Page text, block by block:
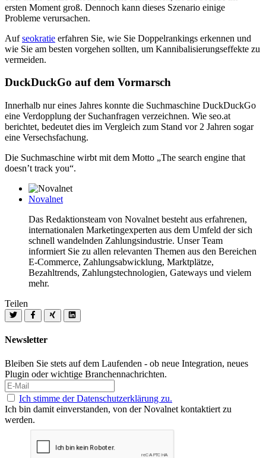
ersten Moment groß. Dennoch kann dieses Szenario einige
Probleme verursachen.
Aufseokratie erfahren Sie, wie Sie Doppelrankings erkennen und
wie Sie am besten vorgehen sollten, um Kannibalisierungseffekte zu
vermeiden.
DuckDuckGo auf dem Vormarsch
Innerhalb nur eines Jahres konnte die Suchmaschine DuckDuckGo
eine Verdopplung der Suchanfragen verzeichnen. Wie seo.at
berichtet, bedeutet dies im Vergleich zum Stand vor 2 Jahren sogar
eine Versechsfachung.
Die Suchmaschine wirbt mit dem Motto „The search engine that
doesn’t track you“.
Novalnet
Das Redaktionsteam von Novalnet besteht aus erfahrenen,
internationalen Marketingexperten aus dem Umfeld der sich
schnell wandelnden Zahlungsindustrie. Unser Team
informiert Sie zu allen relevanten Themen aus den Bereichen
E-Commerce, Zahlungsabwicklung, Marktplätze,
Bezahltrends, Zahlungstechnologien, Gateways und vielem
mehr.
Teilen
Newsletter
Bleiben Sie stets auf dem Laufenden - ob neue Integration, neues
Plugin oder wichtige Branchennachrichten.
Ich stimme der Datenschutzerklärung zu.
Ich bin damit einverstanden, von der Novalnet kontaktiert zu
werden.